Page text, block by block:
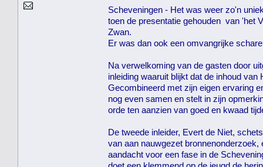
Scheveningen - Het was weer zo'n
toen de presentatie gehouden van 'het
Zwan.
Er was dan ook een omvangrijke
Na verwelkoming van de gasten door
inleiding waaruit blijkt dat de inhoud
Gecombineerd met zijn eigen ervaring
nog even samen en stelt in zijn
orde ten aanzien van goed en kwaad
De tweede inleider, Evert de Niet,
van aan nauwgezet
aandacht voor een fase in de